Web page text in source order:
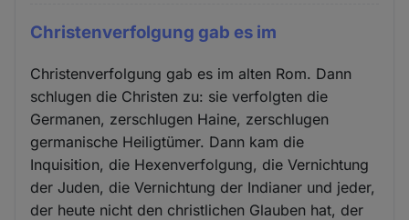
Christenverfolgung gab es im
Christenverfolgung gab es im alten Rom. Dann
schlugen die Christen zu: sie verfolgten die
Germanen, zerschlugen Haine, zerschlugen
germanische Heiligtümer. Dann kam die
Inquisition, die Hexenverfolgung, die Vernichtung
der Juden, die Vernichtung der Indianer und jeder,
der heute nicht den christlichen Glauben hat, der